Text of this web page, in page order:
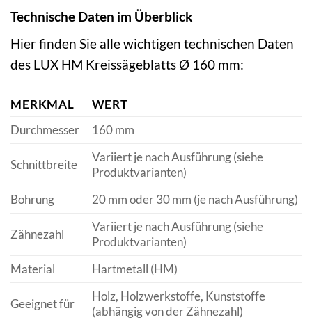
Technische Daten im Überblick
Hier finden Sie alle wichtigen technischen Daten
des LUX HM Kreissägeblatts Ø 160 mm:
MERKMAL
WERT
Durchmesser
160 mm
Schnittbreite
Variiert je nach Ausführung (siehe
Produktvarianten)
Bohrung
20 mm oder 30 mm (je nach Ausführung)
Zähnezahl
Variiert je nach Ausführung (siehe
Produktvarianten)
Material
Hartmetall (HM)
Geeignet für
Holz, Holzwerkstoffe, Kunststoffe
(abhängig von der Zähnezahl)